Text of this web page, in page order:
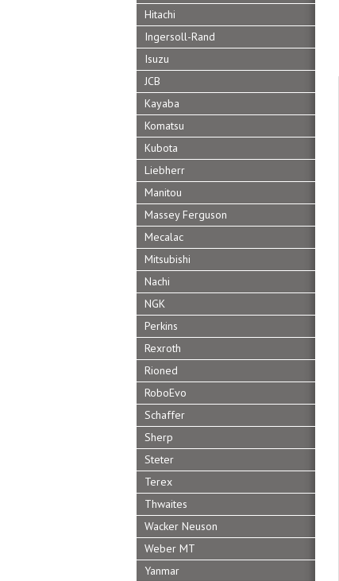
Hitachi
Ingersoll-Rand
Isuzu
JCB
Kayaba
Komatsu
Kubota
Liebherr
Manitou
Massey Ferguson
Mecalac
Mitsubishi
Nachi
NGK
Perkins
Rexroth
Rioned
RoboEvo
Schaffer
Sherp
Steter
Terex
Thwaites
Wacker Neuson
Weber MT
Yanmar